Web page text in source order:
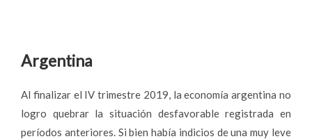
Argentina
Al finalizar el IV trimestre 2019, la economía argentina no
logro quebrar la situación desfavorable registrada en
períodos anteriores. Si bien había indicios de una muy leve